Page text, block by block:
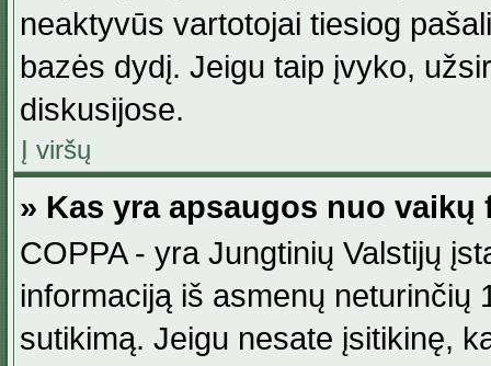
neaktyvūs vartotojai tiesiog
bazės dydį. Jeigu taip įvyko,
diskusijose.
Į viršų
» Kas yra apsaugos nuo vaikų
COPPA - yra Jungtinių Valstijų
informaciją iš asmenų neturinčių
sutikimą. Jeigu nesate įsitikinę,